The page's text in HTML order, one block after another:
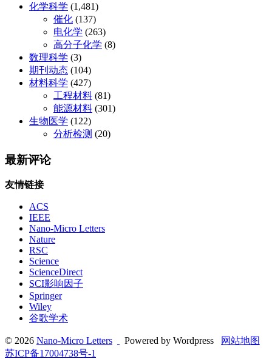
化学科学 (1,481)
催化 (137)
电化学 (263)
高分子化学 (8)
数理科学 (3)
期刊动态 (104)
材料科学 (427)
工程材料 (81)
能源材料 (301)
生物医学 (122)
分析检测 (20)
最新评论
友情链接
ACS
IEEE
Nano-Micro Letters
Nature
RSC
Science
ScienceDirect
SCI影响因子
Springer
Wiley
谷歌学术
© 2026 Nano-Micro Letters Powered by Wordpress
网站地图
苏ICP备17004738号-1